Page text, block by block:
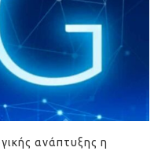
ανάπτυξης η